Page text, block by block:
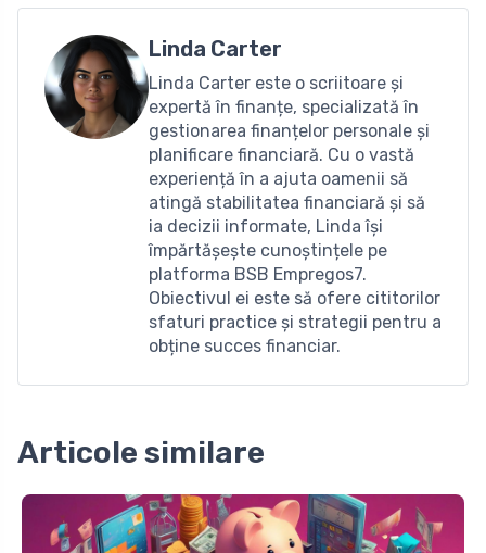
Linda Carter
Linda Carter este o scriitoare și
expertă în finanțe, specializată în
gestionarea finanțelor personale și
planificare financiară. Cu o vastă
experiență în a ajuta oamenii să
atingă stabilitatea financiară și să
ia decizii informate, Linda își
împărtășește cunoștințele pe
platforma BSB Empregos7.
Obiectivul ei este să ofere cititorilor
sfaturi practice și strategii pentru a
obține succes financiar.
Articole similare